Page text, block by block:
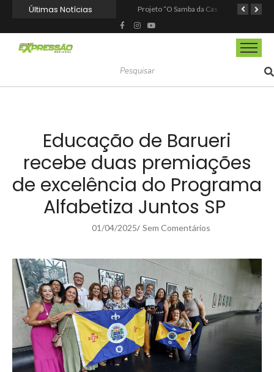
Últimas Notícias
Educação de Barueri
recebe duas premiações
de excelência do Programa
Alfabetiza Juntos SP
01/04/2025/ Sem Comentários